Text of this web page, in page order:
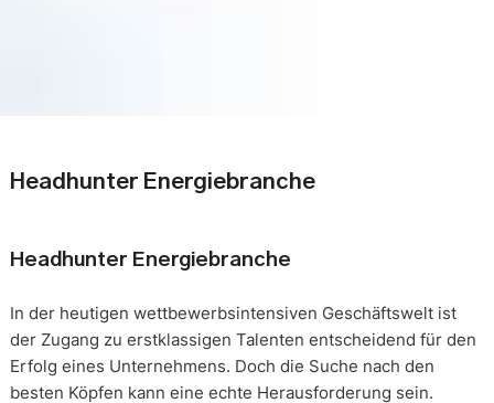
Headhunter Energiebranche
Headhunter Energiebranche
In der heutigen wettbewerbsintensiven Geschäftswelt ist
der Zugang zu erstklassigen Talenten entscheidend für den
Erfolg eines Unternehmens. Doch die Suche nach den
besten Köpfen kann eine echte Herausforderung sein.